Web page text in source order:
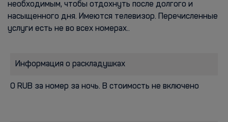
необходимым, чтобы отдохнуть после долгого и
насыщенного дня. Имеются телевизор. Перечисленные
услуги есть не во всех номерах..
Информация о раскладушках
0 RUB за номер за ночь. В стоимость не включено